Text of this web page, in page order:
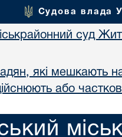
Судова влада
суд
які мешкають на
або